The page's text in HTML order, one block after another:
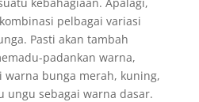
pelbagai variasi
Pasti akan tambah
padankan warna,
bunga merah, kuning,
ungu sebagai warna dasar.